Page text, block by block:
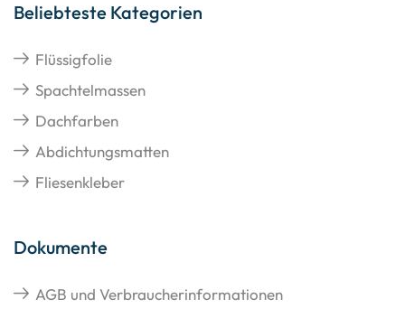
Beliebteste Kategorien
Flüssigfolie
Spachtelmassen
Dachfarben
Abdichtungsmatten
Fliesenkleber
Dokumente
AGB und Verbraucherinformationen